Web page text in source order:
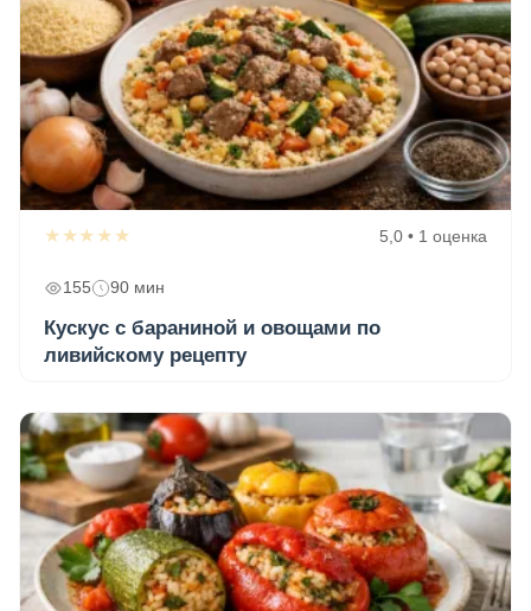
★★★★★ 5,0 • 1 оценка
155 90 мин
Кускус с бараниной и овощами по
ливийскому рецепту